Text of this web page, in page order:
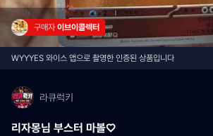
구매자 이브이콜렉터
WYYYES 와이스 앱으로 촬영한 인증된 상품입니다
라큐럭키
리자몽님 부스터 마볼♡